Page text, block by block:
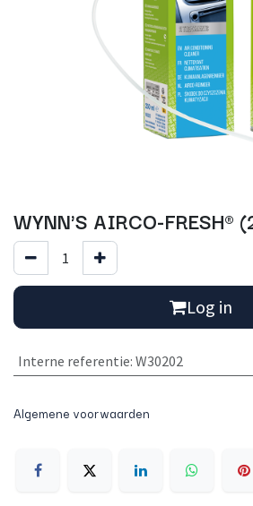
WYNN'S AIRCO-FRESH®
Log in
Interne referentie: W30202
Algemene voorwaarden